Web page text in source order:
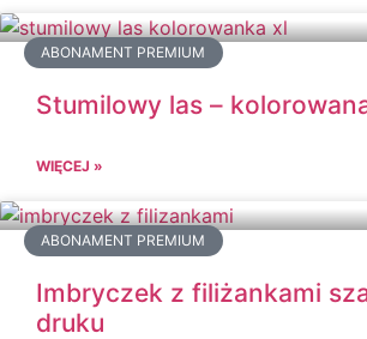
ABONAMENT PREMIUM
Stumilowy las –
WIĘCEJ »
ABONAMENT PREMIUM
Imbryczek z filiżankami
druku